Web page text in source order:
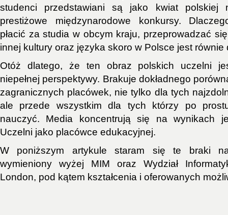
studenci przedstawiani są jako kwiat polskiej
prestiżowe międzynarodowe konkursy.
płacić za studia w obcym kraju, przeprowadzać
innej kultury oraz języka skoro w Polsce jest równie
Otóż dlatego, że ten obraz polskich uczelni
niepełnej perspektywy. Brakuje dokładnego
zagranicznych placówek, nie tylko dla tych
ale przede wszystkim dla tych którzy po
nauczyć. Media koncentrują się na wynikach
Uczelni jako placówce edukacyjnej.
W poniższym artykule staram się te braki
wymieniony wyżej MIM oraz Wydział
London, pod kątem kształcenia i oferowanych